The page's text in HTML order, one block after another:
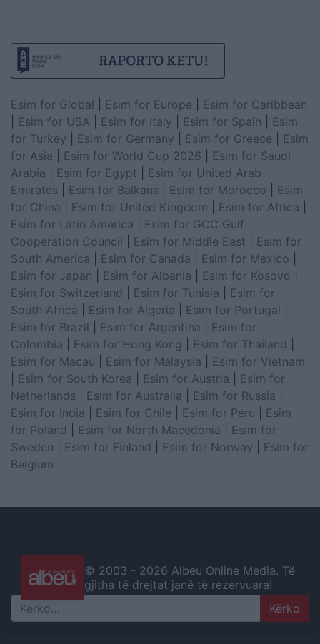
Esim for Global Esim for Europe
Esim for Caribbean
Esim for USA Esim for Italy Esim for Spain
Esim
for Turkey
Esim for Germany Esim for Greece
Esim
for Asia
Esim for World Cup 2026
Esim for Saudi
Arabia
Esim for Egypt
Esim for United Arab
Emirates
Esim for Balkans Esim for Morocco
Esim
for China
Esim for United Kingdom Esim for Africa
Esim for Latin America
Esim for GCC Gulf
Cooperation Council
Esim for Middle East
Esim for
South America
Esim for Canada Esim for Mexico
Esim for Japan
Esim for Albania Esim for Kosovo
Esim for Switzerland
Esim for Tunisia
Esim for
South Africa
Esim for Algeria Esim for Portugal
Esim for Brazil
Esim for Argentina
Esim for
Colombia
Esim for Hong Kong Esim for Thailand
Esim for Macau
Esim for Malaysia
Esim for Vietnam
Esim for South Korea Esim for Austria
Esim for
Netherlands
Esim for Australia Esim for Russia
Esim for India
Esim for Chile Esim for Peru
Esim
for Poland
Esim for North Macedonia
Esim for
Sweden
Esim for Finland Esim for Norway
Esim for
Belgium
© 2003 - 2026 Albeu Online Media. Të
gjitha të drejtat janë të rezervuara!
Search